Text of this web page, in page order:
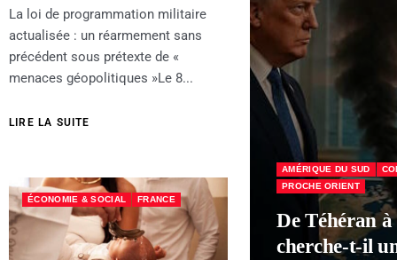
La loi de programmation militaire
actualisée : un réarmement sans
précédent sous prétexte de «
menaces géopolitiques »Le 8...
LIRE LA SUITE
ÉCONOMIE & SOCIAL FRANCE
Havane, Trump
trophée de
ÉCONOMIE & SOCIAL